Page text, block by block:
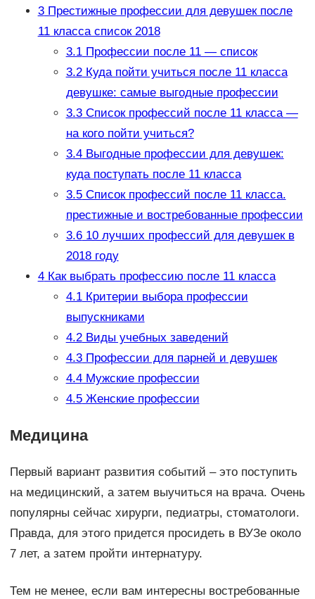
3Престижные профессии для девушек после
11 класса список 2018
3.1Профессии после 11 — список
3.2Куда пойти учиться после 11 класса
девушке: самые выгодные профессии
3.3Список профессий после 11 класса —
на кого пойти учиться?
3.4Выгодные профессии для девушек:
куда поступать после 11 класса
3.5Список профессий после 11 класса.
престижные и востребованные профессии
3.610 лучших профессий для девушек в
2018 году
4Как выбрать профессию после 11 класса
4.1Критерии выбора профессии
выпускниками
4.2Виды учебных заведений
4.3Профессии для парней и девушек
4.4Мужские профессии
4.5Женские профессии
Медицина
Первый вариант развития событий – это поступить
на медицинский, а затем выучиться на врача. Очень
популярны сейчас хирурги, педиатры, стоматологи.
Правда, для этого придется просидеть в ВУЗе около
7 лет, а затем пройти интернатуру.
Тем не менее, если вам интересны востребованные